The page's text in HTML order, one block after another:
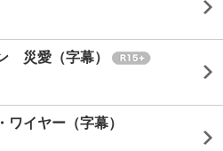
災愛（字幕）
ワイヤー（字幕）